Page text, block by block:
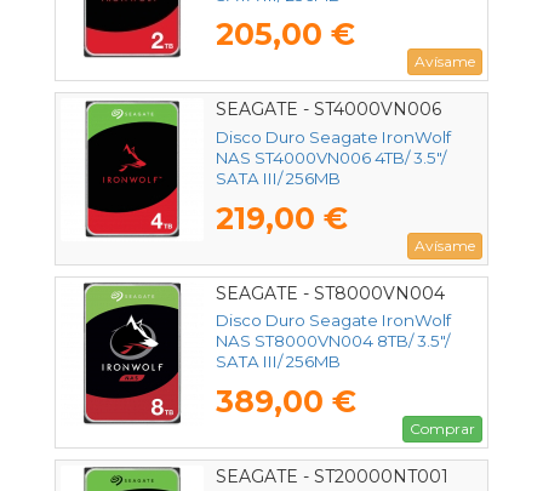
205,00 €
Avísame
SEAGATE - ST4000VN006
Disco Duro Seagate IronWolf
NAS ST4000VN006 4TB/ 3.5"/
SATA III/ 256MB
219,00 €
Avísame
SEAGATE - ST8000VN004
Disco Duro Seagate IronWolf
NAS ST8000VN004 8TB/ 3.5"/
SATA III/ 256MB
389,00 €
Comprar
SEAGATE - ST20000NT001